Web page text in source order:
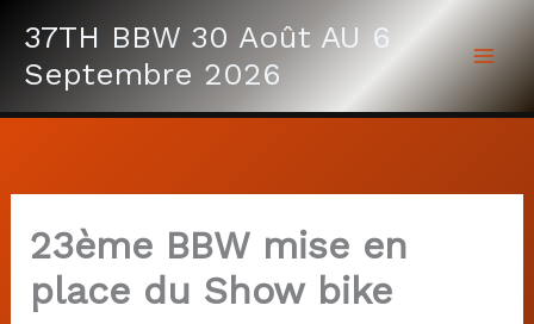
contenu
37TH BBW 30 Août AU 6
Septembre 2026
23ème BBW mise en
place du Show bike